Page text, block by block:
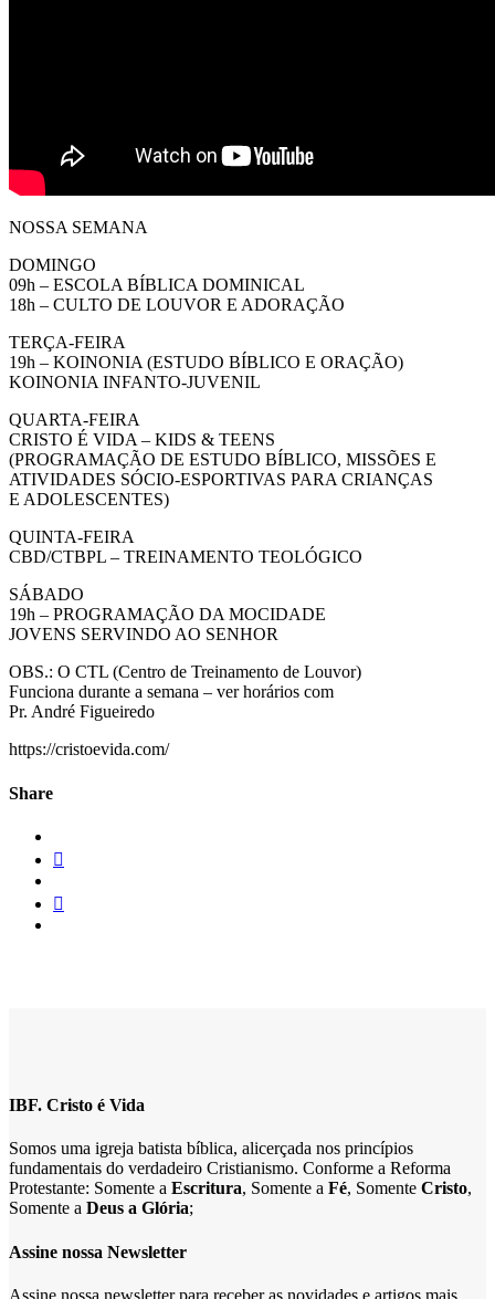
NOSSA SEMANA
DOMINGO
09h – ESCOLA BÍBLICA DOMINICAL
18h – CULTO DE LOUVOR E ADORAÇÃO
TERÇA-FEIRA
19h – KOINONIA (ESTUDO BÍBLICO E ORAÇÃO)
KOINONIA INFANTO-JUVENIL
QUARTA-FEIRA
CRISTO É VIDA – KIDS & TEENS
(PROGRAMAÇÃO DE ESTUDO BÍBLICO, MISSÕES E
ATIVIDADES SÓCIO-ESPORTIVAS PARA CRIANÇAS
E ADOLESCENTES)
QUINTA-FEIRA
CBD/CTBPL – TREINAMENTO TEOLÓGICO
SÁBADO
19h – PROGRAMAÇÃO DA MOCIDADE
JOVENS SERVINDO AO SENHOR
OBS.: O CTL (Centro de Treinamento de Louvor)
Funciona durante a semana – ver horários com
Pr. André Figueiredo
https://cristoevida.com/
Share
IBF. Cristo é Vida
Somos uma igreja batista bíblica, alicerçada nos princípios
fundamentais do verdadeiro Cristianismo. Conforme a Reforma
Protestante: Somente a Escritura, Somente a Fé, Somente Cristo,
Somente a Deus a Glória;
Assine nossa Newsletter
Assine nossa newsletter para receber as novidades e artigos mais